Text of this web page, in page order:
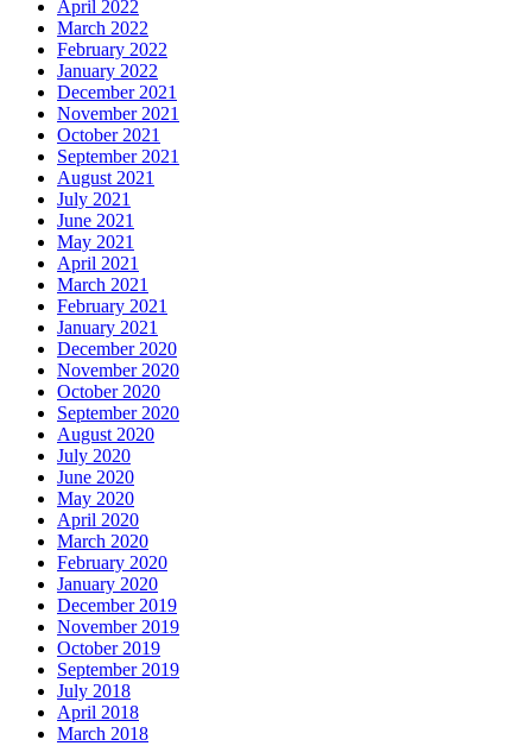
April 2022
March 2022
February 2022
January 2022
December 2021
November 2021
October 2021
September 2021
August 2021
July 2021
June 2021
May 2021
April 2021
March 2021
February 2021
January 2021
December 2020
November 2020
October 2020
September 2020
August 2020
July 2020
June 2020
May 2020
April 2020
March 2020
February 2020
January 2020
December 2019
November 2019
October 2019
September 2019
July 2018
April 2018
March 2018